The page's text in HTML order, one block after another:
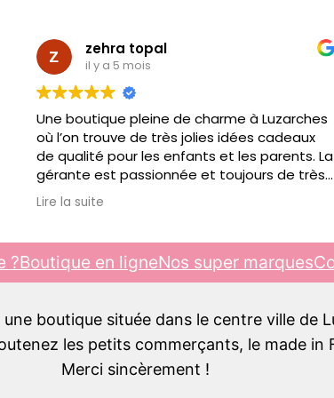
zehra topal
il y a 5 mois
Une boutique pleine de charme à Luzarches
où l’on trouve de très jolies idées cadeaux
de qualité pour les enfants et les parents. La
gérante est passionnée et toujours de très
bon conseil. C’est toujours un plaisir d’y
passer, je recommande !!!
Lire la suite
?Boutique en ligneNos super marques
une boutique située dans le centre ville de
les petits commerçants, le made in
Merci sincèrement !